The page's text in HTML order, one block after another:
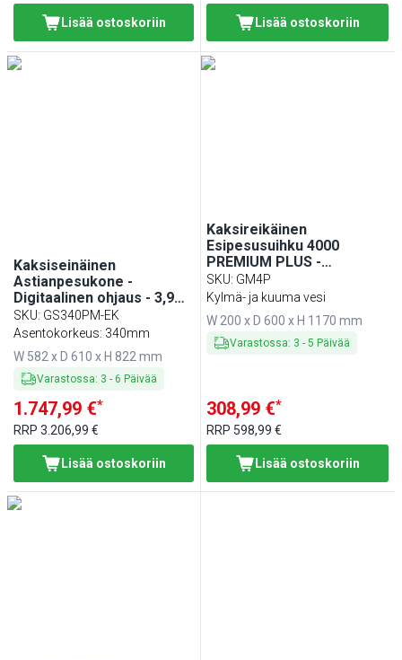
Lisää ostoskoriin Lisää ostoskoriin
Kaksiseinäinen
Astianpesukone -
Digitaalinen ohjaus - 3,9
kW - sis.
sisäänrakennetun
varustettu pesupumpulla
ja tyhjennyspumpulla sekä
SKU: GS340PM-EK
Asentokorkeus: 340mm
W 582 x D 610 x H 822 mm
Varastossa: 3 - 6 Päivää
1.747,99 €*
RRP 3.206,99 €
Lisää ostoskoriin
Kaksireikäinen
Esipesusuihku 4000
PREMIUM PLUS -
varusteena: kääntyvä
juoksuputki, yksivipu, G
1/2" liitäntä, seinäkiinnitys
& 360° kääntyvä
käsisuihku - 1170 mm
SKU: GM4P
Kylmä- ja kuuma vesi
W 200 x D 600 x H 1170 mm
Varastossa: 3 -5 Päivää
308,99 €*
RRP 598,99 €
Lisää ostoskoriin